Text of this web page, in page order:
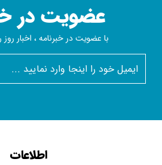
عضویت در
با عضویت در خبرنامه ، اخبار روز
newsletter
اطلاعات